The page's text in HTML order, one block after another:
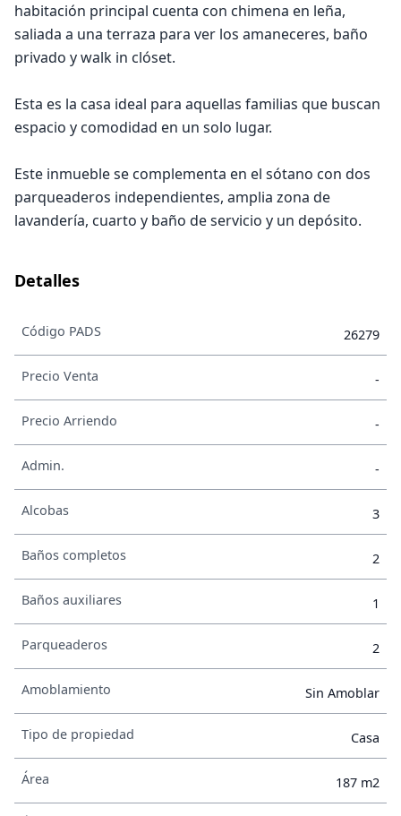
habitación principal cuenta con chimena en leña,
saliada a una terraza para ver los amaneceres, baño
privado y walk in clóset.
Esta es la casa ideal para aquellas familias que buscan
espacio y comodidad en un solo lugar.
Este inmueble se complementa en el sótano con dos
parqueaderos independientes, amplia zona de
lavandería, cuarto y baño de servicio y un depósito.
Detalles
Código PADS 26279
Precio Venta -
Precio Arriendo -
Admin. -
Alcobas 3
Baños completos 2
Baños auxiliares 1
Parqueaderos 2
Amoblamiento Sin Amoblar
Tipo de propiedad Casa
Área 187 m2